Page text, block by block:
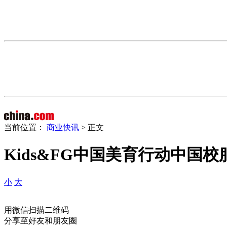
当前位置： 商业快讯 > 正文
Kids&FG中国美育行动中国校
小 大
用微信扫描二维码
分享至好友和朋友圈